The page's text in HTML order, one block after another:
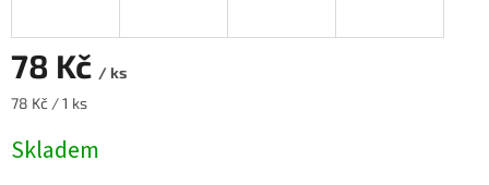
78 Kč / ks
Měrná
78 Kč / 1 ks
Skladem